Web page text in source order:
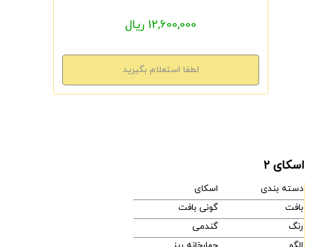
12,600,000 ریال
اسکای 2
دسته بندی
اسکای
بافت
گونی بافت
رنگ
گندمی